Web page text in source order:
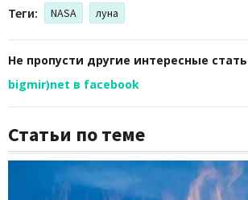
Теги: NASA луна
Не пропусти другие интересные
bigmir)net в facebook
Статьи по теме